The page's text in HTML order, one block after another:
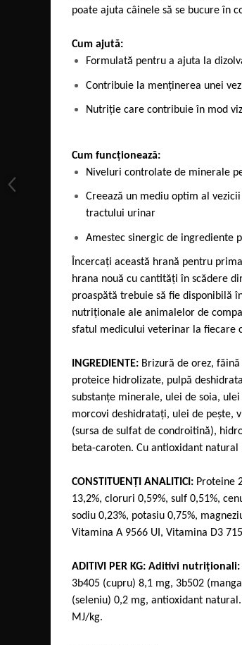
poate ajuta câinele să se bucure în
Cum ajută:
Formulată pentru a ajuta la
Contribuie la menținerea unei
Nutriție care contribuie în mod
Cum funcționează:
Niveluri controlate de minerale
Creează un mediu optim al
tractului urinar
Amestec sinergic de ingrediente
Încercați această hrană pentru
hrana nouă cu cantități în scădere
proaspătă trebuie să fie disponibilă
nutriționale ale animalelor de
sfatul medicului veterinar la fiecare
INGREDIENTE: Brizură de orez,
proteice hidrolizate, pulpă
substanţe minerale, ulei de soia,
morcovi deshidrataţi, ulei de peşte,
(sursa de sulfat de condroitină),
beta-caroten. Cu antioxidant
CONSTITUENŢI ANALITICI: Proteine
13,2%, cloruri 0,59%, sulf 0,51%,
sodiu 0,23%, potasiu 0,75%,
Vitamina A 9566 UI, Vitamina D3
ADITIVI PER KG: Aditivi nutriţionali:
3b405 (cupru) 8,1 mg, 3b502
(seleniu) 0,2 mg, antioxidant
MJ/kg.